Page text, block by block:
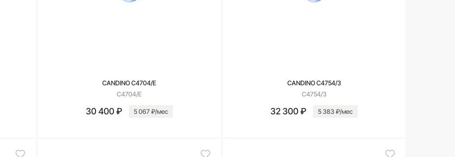
CANDINO C4704/E
C4704/E
30 400 ₽ 5 067 ₽/мес
CANDINO C4754/3
C4754/3
32 300 ₽ 5 383 ₽/мес